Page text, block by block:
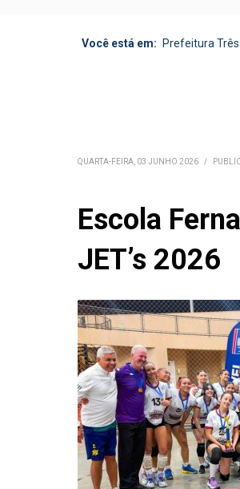
Você está em: Prefeitura
QUARTA-FEIRA, 03 JUNHO 2026 /
Escola
JET’s 2026